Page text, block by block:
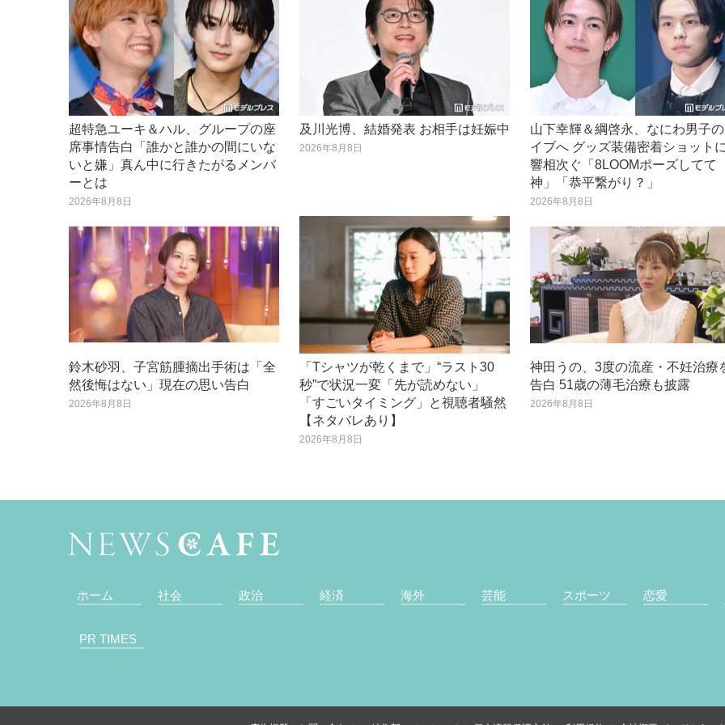
超特急ユーキ＆ハル、グループの座
席事情告白「誰かと誰かの間にいな
いと嫌」真ん中に行きたがるメンバ
ーとは
2026年8月8日
及川光博、結婚発表 お相手は妊娠中
2026年8月8日
山下幸輝＆綱啓永、なにわ男子
イブへ グッズ装備密着ショット
響相次ぐ「8LOOMポーズしてて
神」「恭平繋がり？」
2026年8月8日
鈴木砂羽、子宮筋腫摘出手術は「全
然後悔はない」現在の思い告白
2026年8月8日
「Tシャツが乾くまで」“ラスト30
秒”で状況一変「先が読めない」
「すごいタイミング」と視聴者騒然
【ネタバレあり】
2026年8月8日
神田うの、3度の流産・不妊治療
告白 51歳の薄毛治療も披露
2026年8月8日
ホーム 社会 政治 経済 海外 芸能 スポーツ 恋愛
PR TIMES